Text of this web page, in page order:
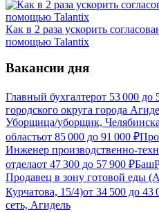
Как в 2 раза ускорить
помощью Talantix
Вакансии дня
Главный бухгалтерот 53 000 до
городского округа города
Уборщица/уборщик,
областьот 85 000 до 91 000 ₽
Инженер производственно-
отделаот 47 300 до 57 900 ₽
Продавец в зону готовой еды
Курчатова, 15/4)от 34 500 до 43
сеть, Агидель